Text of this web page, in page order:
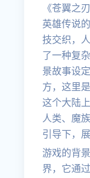
《苍翼之
英雄传说
技交织，
了一种复
景故事设
方，这里
这个大陆
人类、魔
引导下，
游戏的背
界，它通